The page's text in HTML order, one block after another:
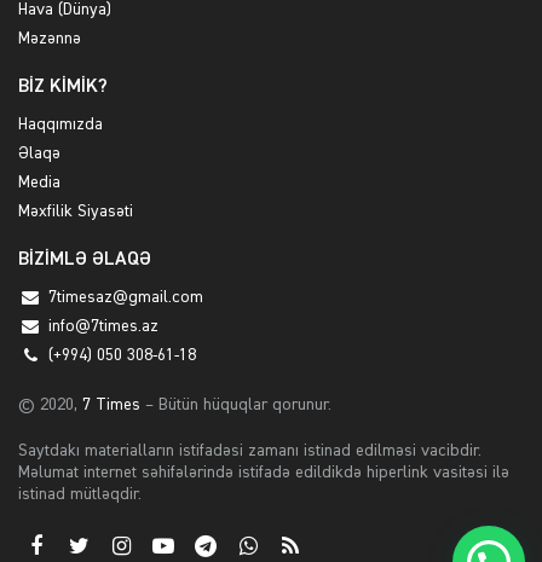
Hava (Dünya)
Məzənnə
BİZ KİMİK?
Haqqımızda
Əlaqə
Media
Məxfilik Siyasəti
BİZİMLƏ ƏLAQƏ
7timesaz@gmail.com
info@7times.az
(+994) 050 308-61-18
© 2020, 7 Times – Bütün hüquqlar qorunur.
Saytdakı materialların istifadəsi zamanı istinad edilməsi vacibdir.
Məlumat internet səhifələrində istifadə edildikdə hiperlink vasitəsi ilə
istinad mütləqdir.